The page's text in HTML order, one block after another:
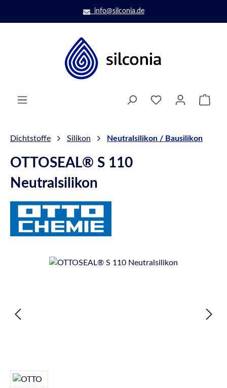
Zum Hauptinhalt springeninfo@silconia.de
Dichtstoffe Silikon Neutralsilikon / Bausilikon
OTTOSEAL® S 110
Neutralsilikon
Bildergalerie überspringen